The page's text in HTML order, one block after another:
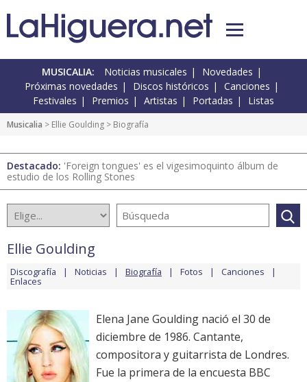
MUSICALIA: Noticias musicales
Novedades
Próximas novedades
Discos históricos
Canciones
Festivales
Premios Artistas Portadas Listas
Musicalia > Ellie Goulding > Biografía
Destacado: 'Foreign tongues' es el vigesimoquinto álbum de
estudio de los Rolling Stones
Ellie Goulding
Discografía Noticias Biografía Fotos Canciones
Enlaces
Elena Jane Goulding nació el 30 de
diciembre de 1986. Cantante,
compositora y guitarrista de Londres.
Fue la primera de la encuesta BBC